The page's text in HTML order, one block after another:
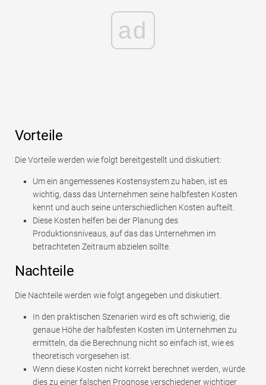
ad
Vorteile
Die Vorteile werden wie folgt bereitgestellt und diskutiert:
Um ein angemessenes Kostensystem zu haben, ist es
wichtig, dass das Unternehmen seine halbfesten Kosten
kennt und auch seine unterschiedlichen Kosten aufteilt.
Diese Kosten helfen bei der Planung des
Produktionsniveaus, auf das das Unternehmen im
betrachteten Zeitraum abzielen sollte.
Nachteile
Die Nachteile werden wie folgt angegeben und diskutiert.
In den praktischen Szenarien wird es oft schwierig, die
genaue Höhe der halbfesten Kosten im Unternehmen zu
ermitteln, da die Berechnung nicht so einfach ist, wie es
theoretisch vorgesehen ist.
Wenn diese Kosten nicht korrekt berechnet werden, würde
dies zu einer falschen Prognose verschiedener wichtiger